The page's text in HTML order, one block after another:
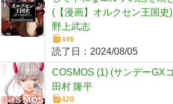
(【漫画】オルクセン王国史)
野上武志
446
読了日： 2024/08/05
COSMOS (1) (サンデーGX
田村 隆平
428